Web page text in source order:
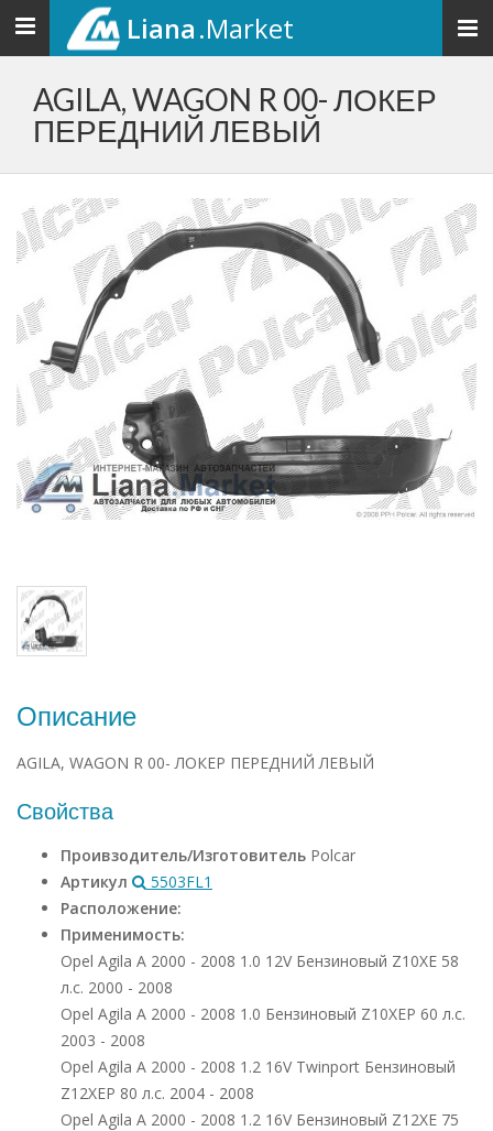
Toggle
navigation
Liana.Market
AGILA, WAGON R 00- ЛОКЕР
ПЕРЕДНИЙ ЛЕВЫЙ
Описание
AGILA, WAGON R 00- ЛОКЕР ПЕРЕДНИЙ ЛЕВЫЙ
Свойства
Проивзодитель/Изготовитель Polcar
Артикул
5503FL1
Расположение:
Применимость:
Opel Agila A 2000 - 2008 1.0 12V Бензиновый Z10XE 58
л.с. 2000 - 2008
Opel Agila A 2000 - 2008 1.0 Бензиновый Z10XEP 60 л.с.
2003 - 2008
Opel Agila A 2000 - 2008 1.2 16V Twinport Бензиновый
Z12XEP 80 л.с. 2004 - 2008
Opel Agila A 2000 - 2008 1.2 16V Бензиновый Z12XE 75